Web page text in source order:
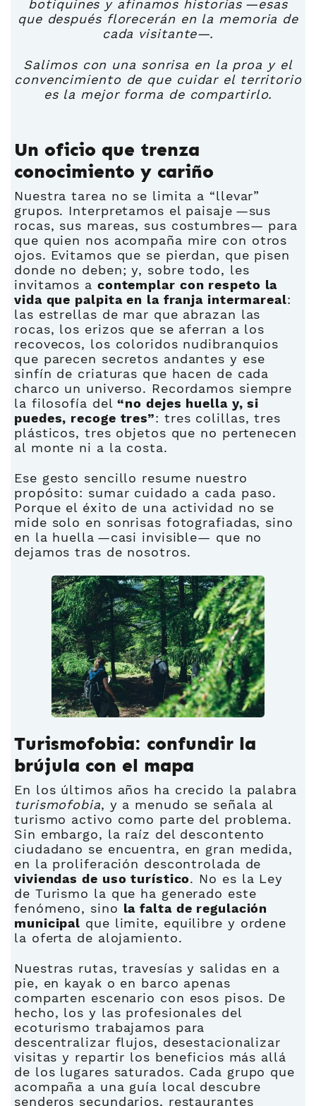
botiquines y afinamos historias —esas
que después florecerán en la memoria de
cada visitante—.
Salimos con una sonrisa en la proa y el
convencimiento de que cuidar el territorio
es la mejor forma de compartirlo.
Un oficio que trenza
conocimiento y cariño
Nuestra tarea no se limita a “llevar”
grupos. Interpretamos el paisaje —sus
rocas, sus mareas, sus costumbres— para
que quien nos acompaña mire con otros
ojos. Evitamos que se pierdan, que pisen
donde no deben; y, sobre todo, les
invitamos a contemplar con respeto la
vida que palpita en la franja intermareal:
las estrellas de mar que abrazan las
rocas, los erizos que se aferran a los
recovecos, los coloridos nudibranquios
que parecen secretos andantes y ese
sinfín de criaturas que hacen de cada
charco un universo. Recordamos siempre
la filosofía del“no dejes huella y, si
puedes, recoge tres”: tres colillas, tres
plásticos, tres objetos que no pertenecen
al monte ni a la costa.
Ese gesto sencillo resume nuestro
propósito: sumar cuidado a cada paso.
Porque el éxito de una actividad no se
mide solo en sonrisas fotografiadas, sino
en la huella —casi invisible— que no
dejamos tras de nosotros.
Turismofobia: confundir la
brújula con el mapa
En los últimos años ha crecido la palabra
turismofobia, y a menudo se señala al
turismo activo como parte del problema.
Sin embargo, la raíz del descontento
ciudadano se encuentra, en gran medida,
en la proliferación descontrolada de
viviendas de uso turístico. No es la Ley
de Turismo la que ha generado este
fenómeno, sino la falta de regulación
municipal que limite, equilibre y ordene
la oferta de alojamiento.
Nuestras rutas, travesías y salidas en a
pie, en kayak o en barco apenas
comparten escenario con esos pisos. De
hecho, los y las profesionales del
ecoturismo trabajamos para
descentralizar flujos, desestacionalizar
visitas y repartir los beneficios más allá
de los lugares saturados. Cada grupo que
acompaña a una guía local descubre
senderos secundarios, restaurantes